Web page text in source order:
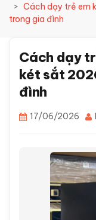
Cách dạy trẻ em
trong gia đình
Cách dạy
két sắt
đình
17/06/2026